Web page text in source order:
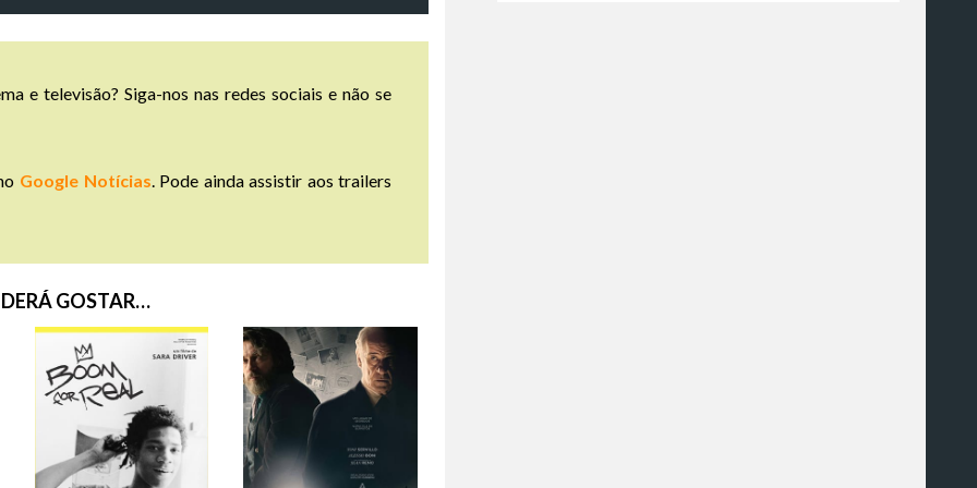
e televisão? Siga-nos nas redes sociais e não se
Google Notícias. Pode ainda assistir aos trailers
GOSTAR…